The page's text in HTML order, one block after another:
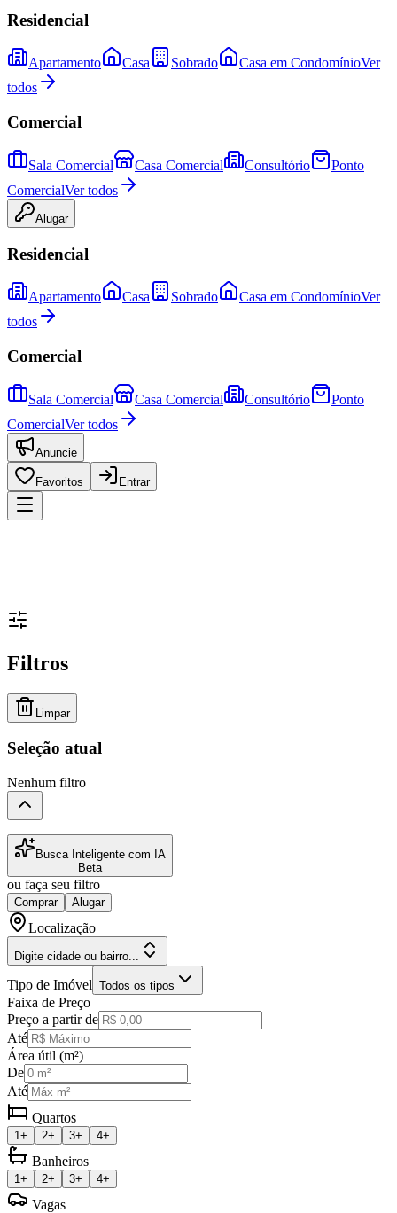
Residencial
Apartamento Casa Sobrado Casa em CondomínioVer
todos
Comercial
Sala Comercial Casa Comercial Consultório
Ponto
ComercialVer todos
Alugar
Residencial
Apartamento Casa Sobrado Casa em CondomínioVer
todos
Comercial
Sala Comercial Casa Comercial Consultório
Ponto
ComercialVer todos
Anuncie
Favoritos Entrar
Filtros
Limpar
Seleção atual
Nenhum filtro
Busca Inteligente com IA
Beta
ou faça seu filtro
Comprar Alugar
Localização
Digite cidade ou bairro...
Tipo de Imóvel Todos os tipos
Faixa de Preço
Preço a partir de
Até
Área útil (m²)
De
Até
Quartos
1+ 2+ 3+ 4+
Banheiros
1+ 2+ 3+ 4+
Vagas